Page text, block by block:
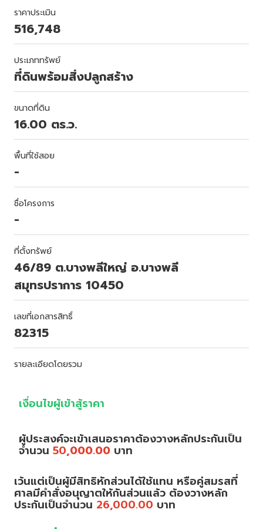
ราคาประเมิน
516,748
ประเภททรัพย์
ที่ดินพร้อมสิ่งปลูกสร้าง
ขนาดที่ดิน
16.00 ตร.ว.
พื้นที่ใช้สอย
-
ชื่อโครงการ
-
ที่ตั้งทรัพย์
46/89 ต.บางพลีใหญ่ อ.บางพลี
สมุทรปราการ 10450
เลขที่เอกสารสิทธิ์
82315
รายละเอียดโดยรวม
เงื่อนไขผู้เข้าสู้ราคา
ผู้ประสงค์จะเข้าเสนอราคาต้องวางหลักประกันเป็น
จำนวน 50,000.00 บาท
เว้นแต่เป็นผู้มีสิทธิหักส่วนได้ใช้แทน หรือคู่สมรสที่
ศาลมีคำสั่งอนุญาตให้กันส่วนแล้ว ต้องวางหลัก
ประกันเป็นจำนวน 26,000.00 บาท